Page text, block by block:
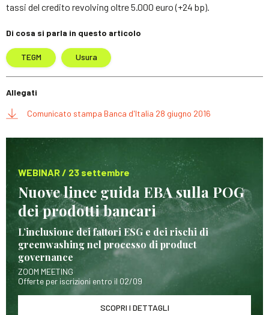
tassi del credito revolving oltre 5.000 euro (+24 bp).
Di cosa si parla in questo articolo
TEGM Usura
Allegati
Comunicato stampa Banca d'Italia 28 giugno 2016
WEBINAR / 23 settembre
Nuove linee guida EBA sulla POG
dei prodotti bancari
L’inclusione dei fattori ESG e dei rischi di
greenwashing nel processo di product
governance
ZOOM MEETING
Offerte per iscrizioni entro il 02/09
SCOPRI I DETTAGLI